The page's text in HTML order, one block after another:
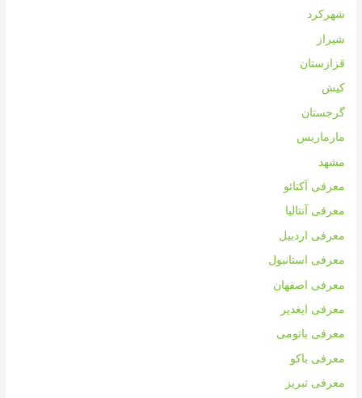
شهرکرد
شیراز
قزازستان
کیش
گرجستان
مارماریس
مشهد
معرفی آکتائو
معرفی آنتالیا
معرفی اردبیل
معرفی استانبول
معرفی اصفهان
معرفی ایغدیر
معرفی باتومی
معرفی باکو
معرفی تبریز